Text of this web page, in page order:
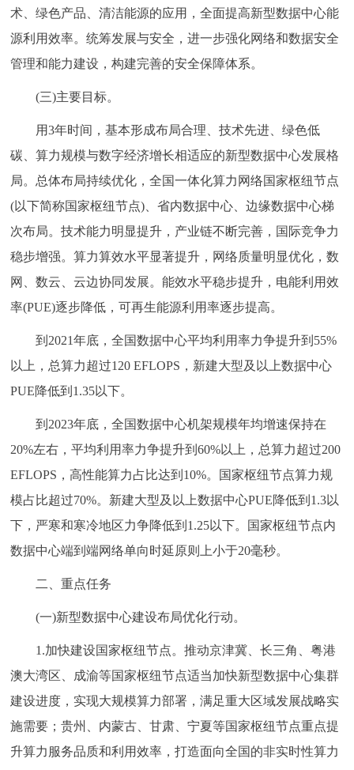
术、绿色产品、清洁能源的应用，全面提高新型数据中心能
源利用效率。统筹发展与安全，进一步强化网络和数据安全
管理和能力建设，构建完善的安全保障体系。
(三)主要目标。
用3年时间，基本形成布局合理、技术先进、绿色低
碳、算力规模与数字经济增长相适应的新型数据中心发展格
局。总体布局持续优化，全国一体化算力网络国家枢纽节点
(以下简称国家枢纽节点)、省内数据中心、边缘数据中心梯
次布局。技术能力明显提升，产业链不断完善，国际竞争力
稳步增强。算力算效水平显著提升，网络质量明显优化，数
网、数云、云边协同发展。能效水平稳步提升，电能利用效
率(PUE)逐步降低，可再生能源利用率逐步提高。
到2021年底，全国数据中心平均利用率力争提升到55%
以上，总算力超过120 EFLOPS，新建大型及以上数据中心
PUE降低到1.35以下。
到2023年底，全国数据中心机架规模年均增速保持在
20%左右，平均利用率力争提升到60%以上，总算力超过200
EFLOPS，高性能算力占比达到10%。国家枢纽节点算力规
模占比超过70%。新建大型及以上数据中心PUE降低到1.3以
下，严寒和寒冷地区力争降低到1.25以下。国家枢纽节点内
数据中心端到端网络单向时延原则上小于20毫秒。
二、重点任务
(一)新型数据中心建设布局优化行动。
1.加快建设国家枢纽节点。推动京津冀、长三角、粤港
澳大湾区、成渝等国家枢纽节点适当加快新型数据中心集群
建设进度，实现大规模算力部署，满足重大区域发展战略实
施需要；贵州、内蒙古、甘肃、宁夏等国家枢纽节点重点提
升算力服务品质和利用效率，打造面向全国的非实时性算力